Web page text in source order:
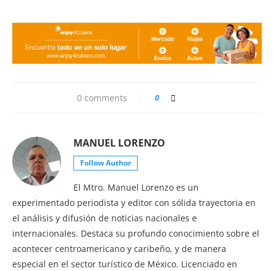
0 comments 0
MANUEL LORENZO
Follow Author
El Mtro. Manuel Lorenzo es un
experimentado periodista y editor con sólida trayectoria en
el análisis y difusión de noticias nacionales e
internacionales. Destaca su profundo conocimiento sobre el
acontecer centroamericano y caribeño, y de manera
especial en el sector turístico de México. Licenciado en